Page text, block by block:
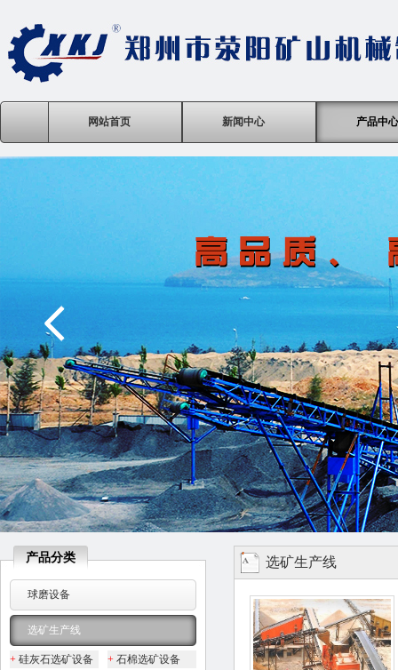
网站首页 新闻中心 产品中心
产品分类
球磨设备
选矿生产线
+ 硅灰石选矿设备 + 石棉选矿设备
选矿生产线